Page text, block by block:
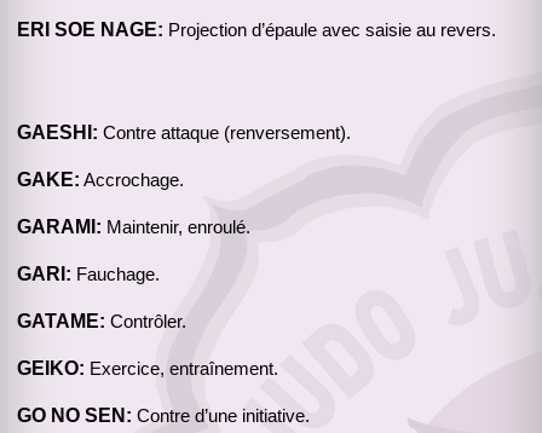
ERI SOE NAGE: Projection d’épaule avec saisie au revers.
GAESHI: Contre attaque (renversement).
GAKE: Accrochage.
GARAMI: Maintenir, enroulé.
GARI: Fauchage.
GATAME: Contrôler.
GEIKO: Exercice, entraînement.
GO NO SEN: Contre d’une initiative.